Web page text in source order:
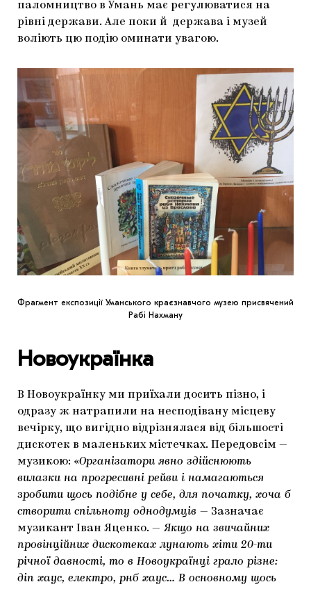
паломництво в Умань має регулюватися на
рівні держави. Але поки й держава і музей
воліють цю подію оминати увагою.
Фрагмент експозиції Уманського краєзнавчого музею присвячений
Рабі Нахману
Новоукраїнка
В Новоукраїнку ми приїхали досить пізно, і
одразу ж натрапили на несподівану місцеву
вечірку, що вигідно відрізнялася від більшості
дискотек в маленьких містечках. Передовсім —
музикою: «Організатори явно здійснюють
вилазки на прогресивні рейви і намагаються
зробити щось подібне у себе, для початку, хоча б
створити спільноту однодумців — Зазначає
музикант Іван Яценко. — Якщо на звичайних
провінційних дискотеках лунають хіти 20-ти
річної давності, то в Новоукраїнці грало різне:
діп хаус, електро, рнб хаус… В основному щось